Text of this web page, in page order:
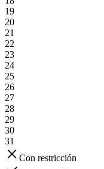
19
20
21
22
23
24
25
26
27
28
29
30
31
Con restricción